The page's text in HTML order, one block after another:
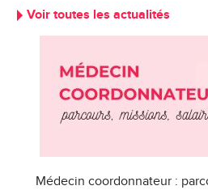
Voir toutes les actualités
Médecin coordonnateur :